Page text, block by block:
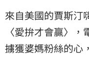
來自美國的賈斯汀
〈愛拚才會贏〉
擄獲婆媽粉絲的心